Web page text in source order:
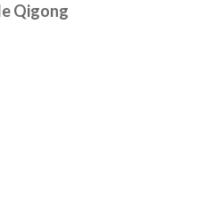
Qigong